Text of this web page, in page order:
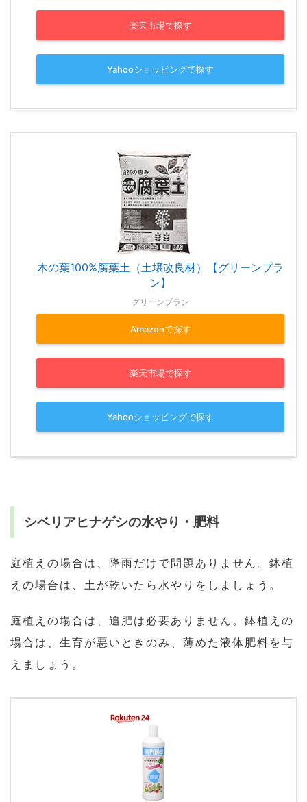
楽天市場で探す
Yahooショッピングで探す
木の葉100%腐葉土（土壌改良材）【グリーンプラ
ン】
グリーンプラン
Amazonで探す
楽天市場で探す
Yahooショッピングで探す
シベリアヒナゲシの水やり・肥料
庭植えの場合は、降雨だけで問題ありません。鉢植
えの場合は、土が乾いたら水やりをしましょう。
庭植えの場合は、追肥は必要ありません。鉢植えの
場合は、生育が悪いときのみ、薄めた液体肥料を与
えましょう。